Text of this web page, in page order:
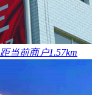
距当前商户1.57km